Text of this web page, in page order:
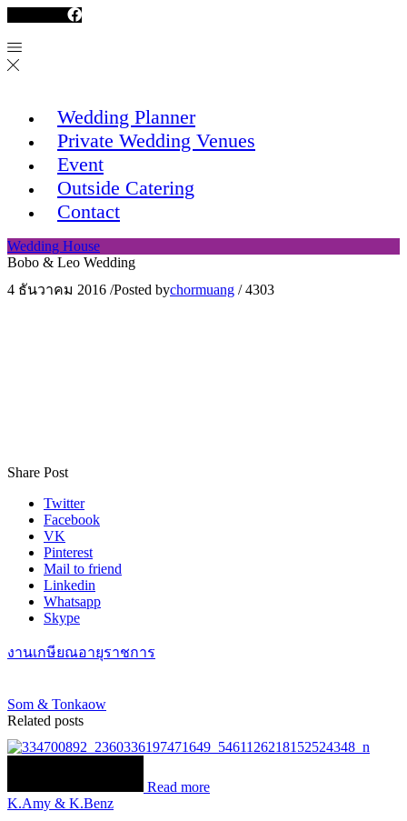
Wedding Planner
Private Wedding Venues
Event
Outside Catering
Contact
Wedding House
Bobo & Leo Wedding
4 ธันวาคม 2016 /Posted bychormuang / 4303
Share Post
Twitter
Facebook
VK
Pinterest
Mail to friend
Linkedin
Whatsapp
Skype
งานเกษียณอายุราชการ
Som & Tonkaow
Related posts
Read more
K.Amy & K.Benz